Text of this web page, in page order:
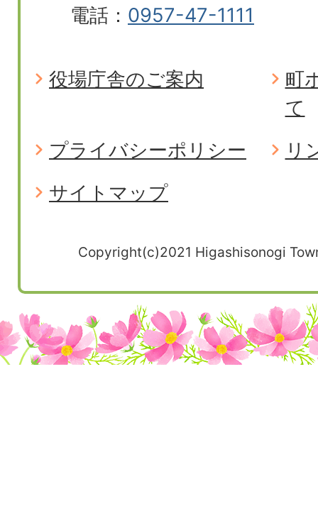
電話： 0957-47-1111
役場庁舎のご案内
町
て
プライバシーポリシー
リ
サイトマップ
Copyright(c)2021 Higashisonogi